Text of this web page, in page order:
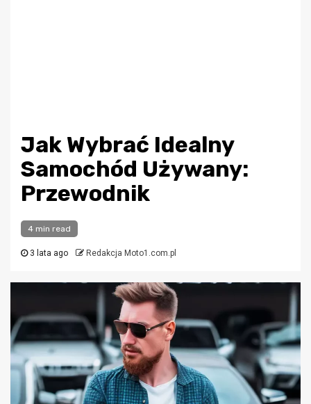
Jak Wybrać Idealny
Samochód Używany:
Przewodnik
4 min read
3 lata ago Redakcja Moto1.com.pl